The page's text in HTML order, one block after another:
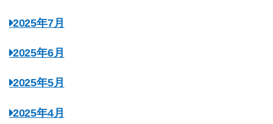
2025年7月
2025年6月
2025年5月
2025年4月